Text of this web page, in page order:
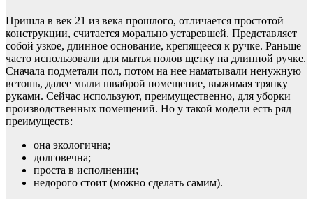
Пришла в век 21 из века прошлого, отличается простотой
конструкции, считается морально устаревшей. Представляет
собой узкое, длинное основание, крепящееся к ручке. Раньше
часто использовали для мытья полов щетку на длинной ручке.
Сначала подметали пол, потом на нее наматывали ненужную
ветошь, далее мыли шваброй помещение, выжимая тряпку
руками. Сейчас используют, преимущественно, для уборки
производственных помещений. Но у такой модели есть ряд
преимуществ:
она экологична;
долговечна;
проста в исполнении;
недорого стоит (можно сделать самим).